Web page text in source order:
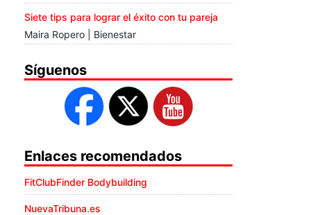
Siete tips para lograr el éxito con tu pareja
Maira Ropero | Bienestar
Síguenos
Enlaces recomendados
FitClubFinder Bodybuilding
NuevaTribuna.es